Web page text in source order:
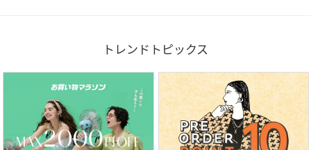
トレンドトピックス